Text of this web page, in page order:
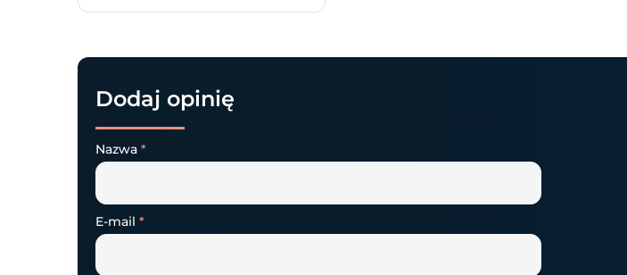
Dodaj opinię
Nazwa *
E-mail *